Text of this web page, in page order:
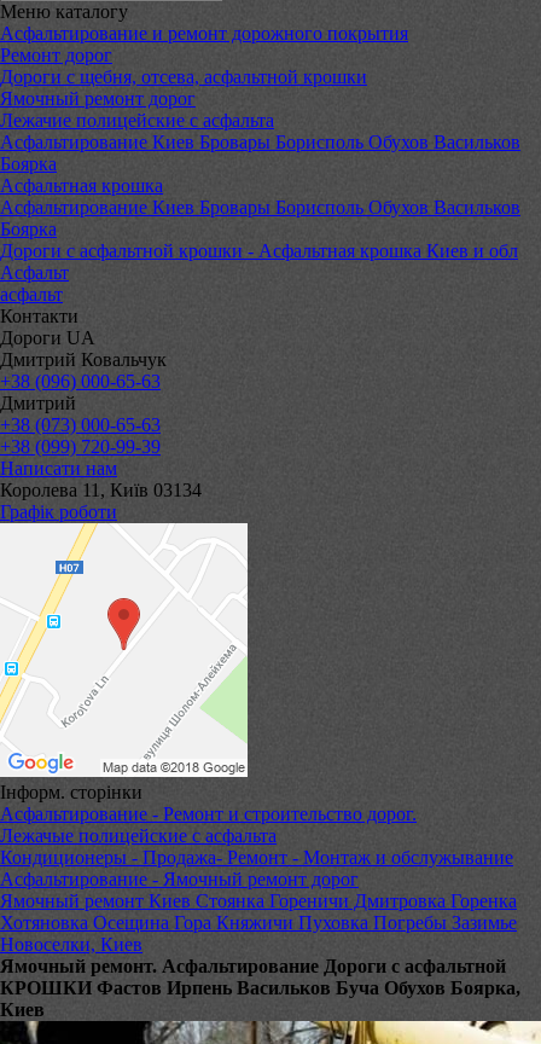
Меню каталогу
Асфальтирование и ремонт дорожного покрытия
Ремонт дорог
Дороги с щебня, отсева, асфальтной крошки
Ямочный ремонт дорог
Лежачие полицейские с асфальта
Асфальтирование Киев Бровары Борисполь Обухов Васильков
Боярка
Асфальтная крошка
Асфальтирование Киев Бровары Борисполь Обухов Васильков
Боярка
Дороги с асфальтной крошки - Асфальтная крошка Киев и обл
Асфальт
асфальт
Контакти
Дороги UA
Дмитрий Ковальчук
+38 (096) 000-65-63
Дмитрий
+38 (073) 000-65-63
+38 (099) 720-99-39
Написати нам
Королева 11, Київ 03134
Графік роботи
Інформ. сторінки
Асфальтирование - Ремонт и строительство дорог.
Лежачые полицейские с асфальта
Кондиционеры - Продажа- Ремонт - Монтаж и обслужывание
Асфальтирование - Ямочный ремонт дорог
Ямочный ремонт Киев Стоянка Гореничи Дмитровка Горенка
Хотяновка Осещина Гора Княжичи Пуховка Погребы Зазимье
Новоселки, Киев
Ямочный ремонт. Асфальтирование Дороги с асфальтной
КРОШКИ Фастов Ирпень Васильков Буча Обухов Боярка,
Киев